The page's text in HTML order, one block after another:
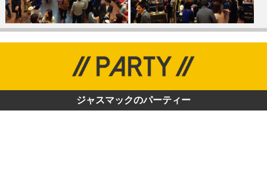
ジャスマックのパーティー